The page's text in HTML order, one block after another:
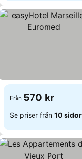
Från 570 kr
Se priser från 10 sidor